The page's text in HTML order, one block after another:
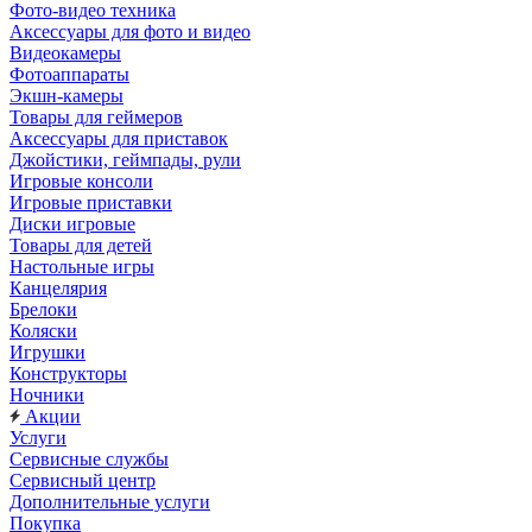
Фото-видео техника
Аксессуары для фото и видео
Видеокамеры
Фотоаппараты
Экшн-камеры
Товары для геймеров
Аксессуары для приставок
Джойстики, геймпады, рули
Игровые консоли
Игровые приставки
Диски игровые
Товары для детей
Настольные игры
Канцелярия
Брелоки
Коляски
Игрушки
Конструкторы
Ночники
Акции
Услуги
Сервисные службы
Сервисный центр
Дополнительные услуги
Покупка